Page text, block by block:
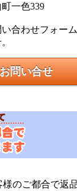
一色339
合わせフォー
問い合せ
のご都合で返